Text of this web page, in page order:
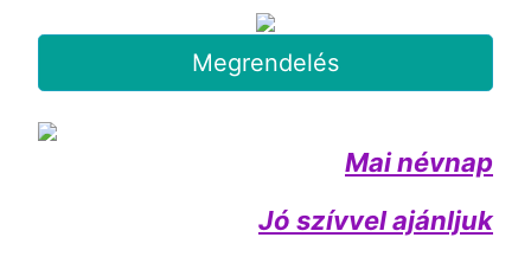
Megrendelés
Mai névnap
Jó szívvel ajánljuk